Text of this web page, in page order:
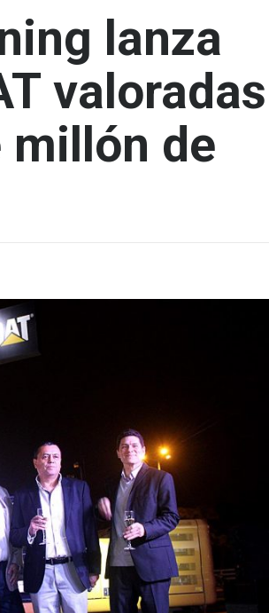
lanza
valoradas
millón de